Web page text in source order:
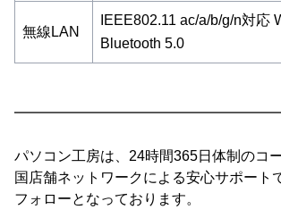
無線LAN
IEEE802.11 ac/a/b/g/n対応
Bluetooth 5.0
パソコン工房は、24時間365日体制のコ
国店舗ネットワークによる安心サポート
フォローとなっております。